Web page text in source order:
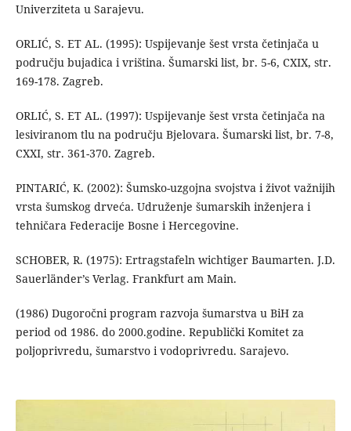
Univerziteta u Sarajevu.
ORLIĆ, S. ET AL. (1995): Uspijevanje šest vrsta četinjača u
području bujadica i vriština. Šumarski list, br. 5-6, CXIX, str.
169-178. Zagreb.
ORLIĆ, S. ET AL. (1997): Uspijevanje šest vrsta četinjača na
lesiviranom tlu na području Bjelovara. Šumarski list, br. 7-8,
CXXI, str. 361-370. Zagreb.
PINTARIĆ, K. (2002): Šumsko-uzgojna svojstva i život važnijih
vrsta šumskog drveća. Udruženje šumarskih inženjera i
tehničara Federacije Bosne i Hercegovine.
SCHOBER, R. (1975): Ertragstafeln wichtiger Baumarten. J.D.
Sauerländer’s Verlag. Frankfurt am Main.
(1986) Dugoročni program razvoja šumarstva u BiH za
period od 1986. do 2000.godine. Republički Komitet za
poljoprivredu, šumarstvo i vodoprivredu. Sarajevo.